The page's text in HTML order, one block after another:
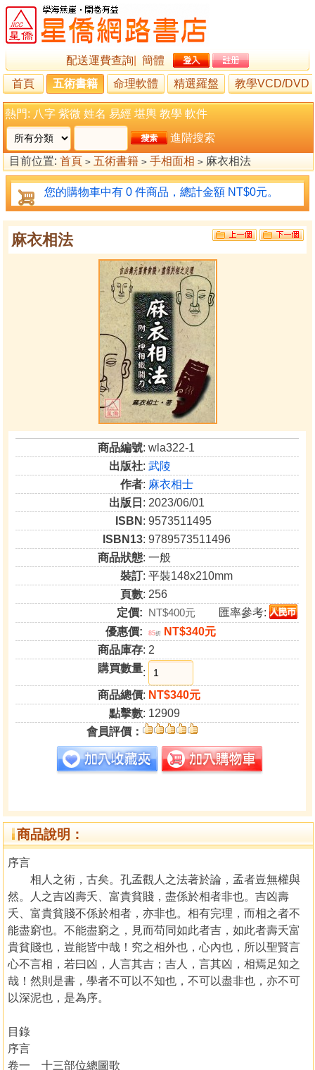
配送運費查詢
簡體
首頁
五術書籍 命理軟體 精選羅盤 教學VCD/DVD
熱門: 八字 紫微 姓名 易經 堪輿 教學 軟件
進階搜索
目前位置: 首頁 > 五術書籍 > 手相面相 > 麻衣相法
您的購物車中有 0 件商品，總計金額 NT$0元。
麻衣相法
商品編號: wla322-1
出版社:武陵
作者: 麻衣相士
出版日 : 2023/06/01
ISBN : 9573511495
ISBN13: 9789573511496
商品狀態: 一般
裝訂: 平裝148x210mm
頁數: 256
定價: NT$400元
匯率參考:
優惠價:
85折
NT$340元
商品庫存: 2
購買數量:
商品總價: NT$340元
點擊數: 12909
會員評價：
商品說明：
序言
相人之術，古矣。孔孟觀人之法著於論，孟者豈無權與
然。人之吉凶壽夭、富貴貧賤，盡係於相者非也。吉凶壽
夭、富貴貧賤不係於相者，亦非也。相有完理，而相之者不
能盡窮也。不能盡窮之，見而苟同如此者吉，如此者壽夭富
貴貧賤也，豈能皆中哉！究之相外也，心內也，所以聖賢言
心不言相，若曰凶，人言其吉；吉人，言其凶，相焉足知之
哉！然則是書，學者不可以不知也，不可以盡非也，亦不可
以深泥也，是為序。
目錄
序言
卷一 十三部位總圖歌